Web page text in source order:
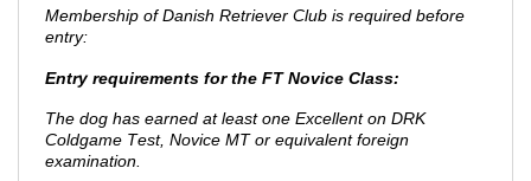
Membership of Danish Retriever Club is required before
entry:
Entry requirements for the FT Novice Class:
The dog has earned at least one Excellent on DRK
Coldgame Test, Novice MT or equivalent foreign
examination.